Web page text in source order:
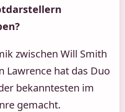
zwischen Will Smith
Lawrence hat das Duo
bekanntesten im
gemacht.